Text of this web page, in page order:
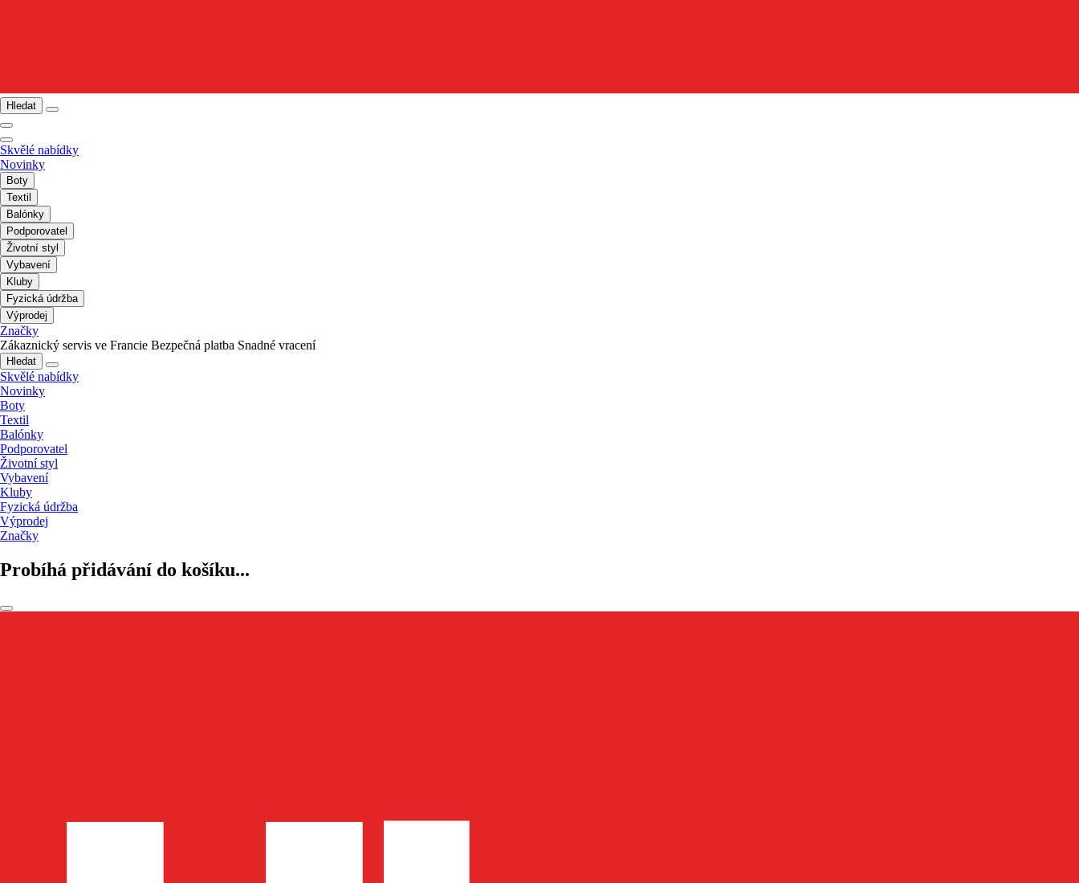
Hledat
Skvělé nabídky
Novinky
Boty
Textil
Balónky
Podporovatel
Životní styl
Vybavení
Kluby
Fyzická údržba
Výprodej
Značky
Zákaznický servis ve Francie Bezpečná platba Snadné vracení
Hledat
Skvělé nabídky
Novinky
Boty
Textil
Balónky
Podporovatel
Životní styl
Vybavení
Kluby
Fyzická údržba
Výprodej
Značky
Probíhá přidávání do košíku...